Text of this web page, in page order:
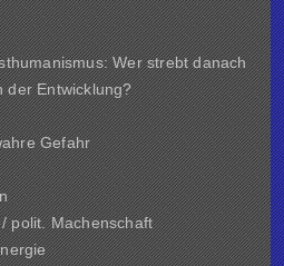
Wer strebt danach
der Entwicklung?
Gefahr
polit. Machenschaft